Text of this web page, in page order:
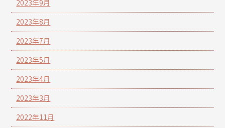
2023年9月
2023年8月
2023年7月
2023年5月
2023年4月
2023年3月
2022年11月